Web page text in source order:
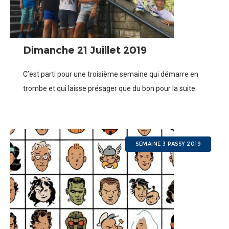
Dimanche 21 Juillet 2019
C’est parti pour une troisième semaine qui démarre en
trombe et qui laisse présager que du bon pour la suite.
SEMAINE 3 PASSY 2019